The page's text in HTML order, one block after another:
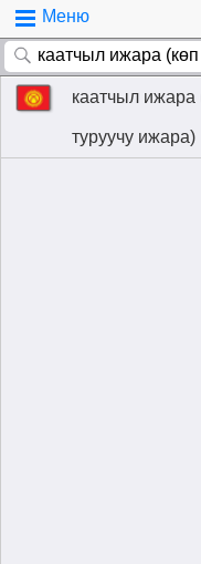
Меню
каатчыл ижара
туруучу ижара)